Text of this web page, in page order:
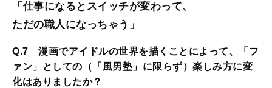
「仕事になるとスイッチが変わって、
ただの職人になっちゃう」
Q.7 漫画でアイドルの世界を描くことによって、「フ
ァン」としての（「風男塾」に限らず）楽しみ方に変
化はありましたか？